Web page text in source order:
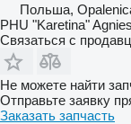
Польша,
PHU "Karetina"
Связаться с
Не можете найти
Отправьте заявку
Заказать запчасть